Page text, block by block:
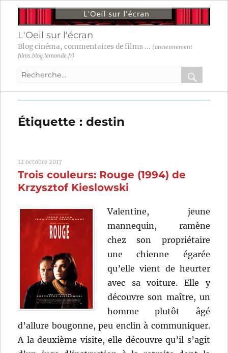
L'Oeil sur l'écran
Blog cinéma, commentaires de films ... (anciennement
films.blog.lemonde.fr)
Recherche
:
OK
Étiquette :destin
12 octobre 2017
Trois couleurs: Rouge (1994) de
Krzysztof Kieslowski
Valentine, jeune
mannequin, ramène
chez son propriétaire
une chienne égarée
qu’elle vient de heurter
avec sa voiture. Elle y
découvre son maître, un
homme plutôt âgé
d’allure bougonne, peu enclin à communiquer.
A la deuxième visite, elle découvre qu’il s’agit